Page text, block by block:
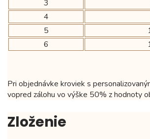
3
4
5
6
Pri objednávke kroviek s
vopred zálohu vo výške 50% z hodnoty
Zloženie